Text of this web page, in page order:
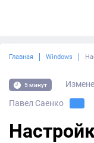
Главная Windows
5 минут
Павел Саенко